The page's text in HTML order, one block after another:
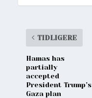
TIDLIGERE
Hamas has
partially
accepted
President Trump’s
Gaza plan